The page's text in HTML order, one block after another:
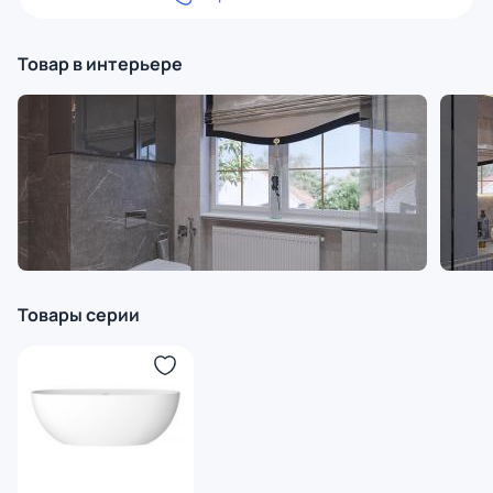
Товар в интерьере
Товары серии